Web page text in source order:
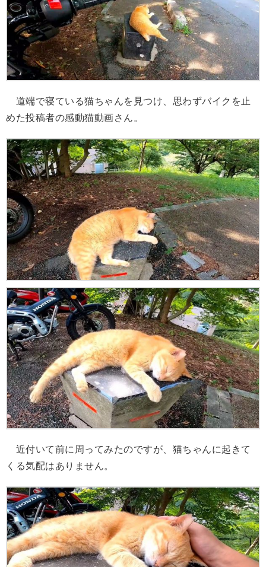
道端で寝ている猫ちゃんを見つけ、思わずバイクを止
めた投稿者の感動猫動画さん。
近付いて前に周ってみたのですが、猫ちゃんに起きて
くる気配はありません。